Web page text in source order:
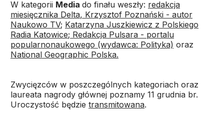
W kategorii Media do finału weszły: redakcja
miesięcznika Delta, Krzysztof Poznański - autor
Naukowo TV; Katarzyna Juszkiewicz z Polskiego
Radia Katowice; Redakcja Pulsara - portalu
popularnonaukowego (wydawca: Polityka) oraz
National Geographic Polska.
Zwycięzców w poszczególnych kategoriach oraz
laureata nagrody głównej poznamy 11 grudnia br.
Uroczystość będzie transmitowana.